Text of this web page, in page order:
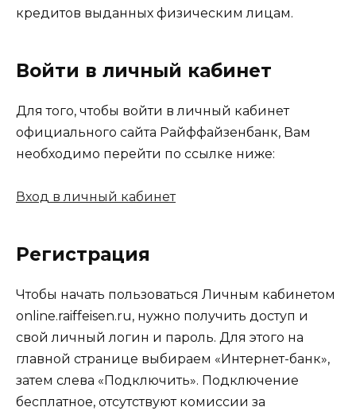
кредитов выданных физическим лицам.
Войти в личный кабинет
Для того, чтобы войти в личный кабинет
официального сайта Райффайзенбанк, Вам
необходимо перейти по ссылке ниже:
Вход в личный кабинет
Регистрация
Чтобы начать пользоваться Личным кабинетом
online.raiffeisen.ru, нужно получить доступ и
свой личный логин и пароль. Для этого на
главной странице выбираем «Интернет-банк»,
затем слева «Подключить». Подключение
бесплатное, отсутствуют комиссии за